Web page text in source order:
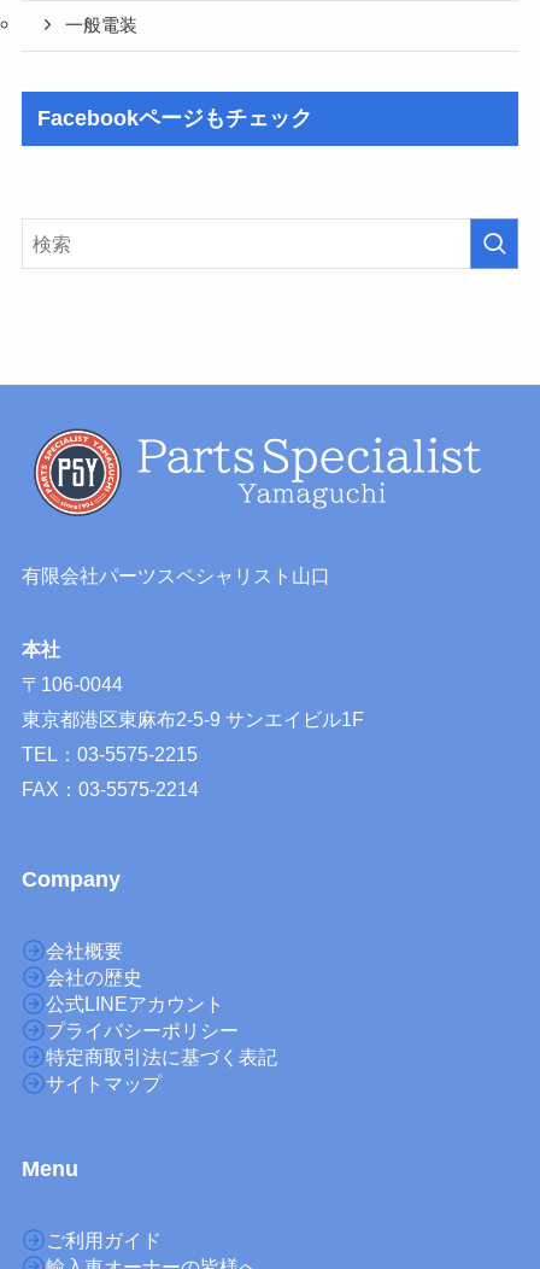
一般電装
Facebookページもチェック
有限会社パーツスペシャリスト山口
本社
〒106-0044
東京都港区東麻布2-5-9 サンエイビル1F
TEL：03-5575-2215
FAX：03-5575-2214
Company
会社概要
会社の歴史
公式LINEアカウント
プライバシーポリシー
特定商取引法に基づく表記
サイトマップ
Menu
ご利用ガイド